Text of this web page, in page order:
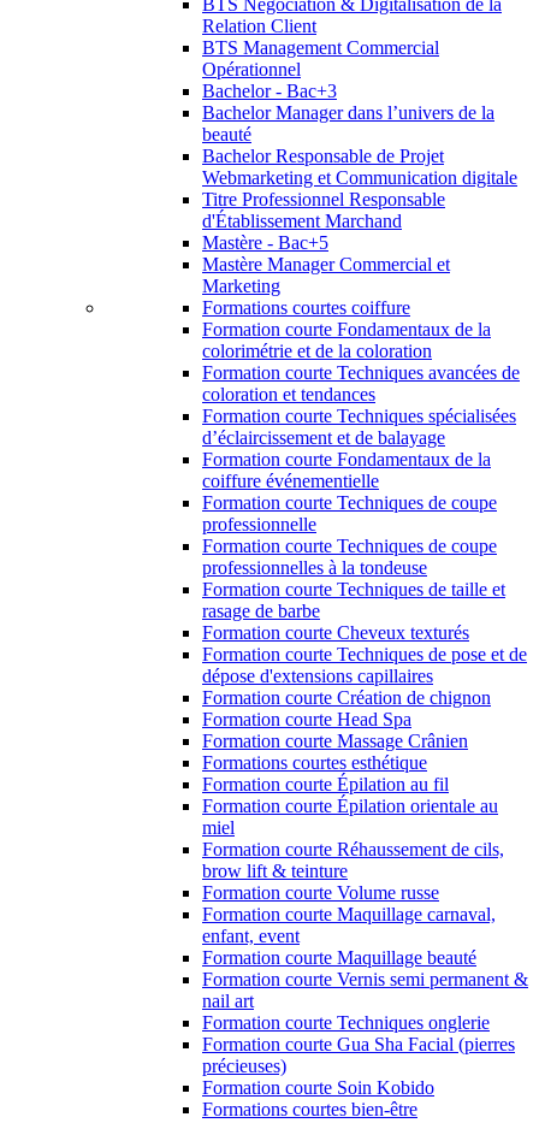
BTS Négociation & Digitalisation de la
Relation Client
BTS Management Commercial
Opérationnel
Bachelor - Bac+3
Bachelor Manager dans l’univers de la
beauté
Bachelor Responsable de Projet
Webmarketing et Communication digitale
Titre Professionnel Responsable
d'Établissement Marchand
Mastère - Bac+5
Mastère Manager Commercial et
Marketing
Formations courtes coiffure
Formation courte Fondamentaux de la
colorimétrie et de la coloration
Formation courte Techniques avancées de
coloration et tendances
Formation courte Techniques spécialisées
d’éclaircissement et de balayage
Formation courte Fondamentaux de la
coiffure événementielle
Formation courte Techniques de coupe
professionnelle
Formation courte Techniques de coupe
professionnelles à la tondeuse
Formation courte Techniques de taille et
rasage de barbe
Formation courte Cheveux texturés
Formation courte Techniques de pose et de
dépose d'extensions capillaires
Formation courte Création de chignon
Formation courte Head Spa
Formation courte Massage Crânien
Formations courtes esthétique
Formation courte Épilation au fil
Formation courte Épilation orientale au
miel
Formation courte Réhaussement de cils,
brow lift & teinture
Formation courte Volume russe
Formation courte Maquillage carnaval,
enfant, event
Formation courte Maquillage beauté
Formation courte Vernis semi permanent &
nail art
Formation courte Techniques onglerie
Formation courte Gua Sha Facial (pierres
précieuses)
Formation courte Soin Kobido
Formations courtes bien-être